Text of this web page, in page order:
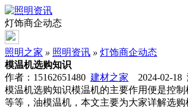
灯饰商企动态
照明之家 » 照明资讯 » 灯饰商企动态
模温机选购知识
作者：15162651480 建材之家 2024-02-18
模温机选购知识模温机的主要作用便是控
等等，油模温机，本文主要为大家详解选